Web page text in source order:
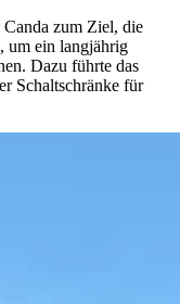
Canda zum Ziel, die
um ein langjährig
Dazu führte das
Schaltschränke für